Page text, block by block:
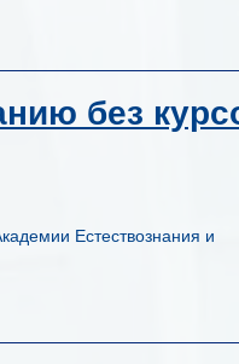
без
Естествознания и